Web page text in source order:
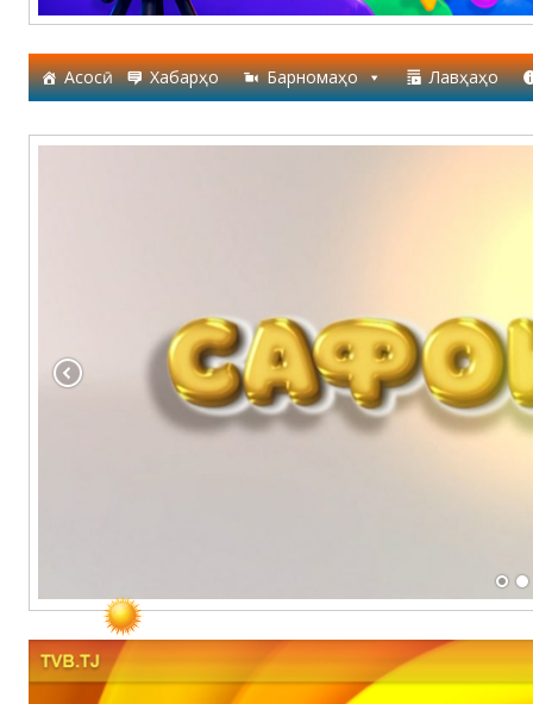
Асосӣ Хабарҳо Барномаҳо Лавҳаҳо